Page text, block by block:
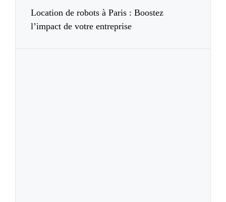
Location de robots à Paris : Boostez
l’impact de votre entreprise